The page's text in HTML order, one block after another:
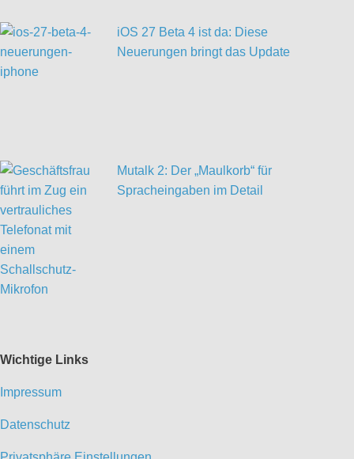
iOS 27 Beta 4 ist da: Diese
Neuerungen bringt das Update
Mutalk 2: Der „Maulkorb“ für
Spracheingaben im Detail
Wichtige Links
Impressum
Datenschutz